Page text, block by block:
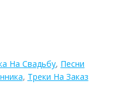
На Свадьбу, Песни
, Треки На Заказ